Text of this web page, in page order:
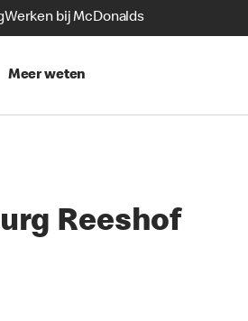
Werken bij McDonalds
Meer weten
Reeshof